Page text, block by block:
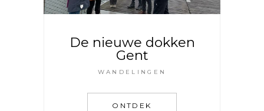
De nieuwe dokken
Gent
WANDELINGEN
ONTDEK